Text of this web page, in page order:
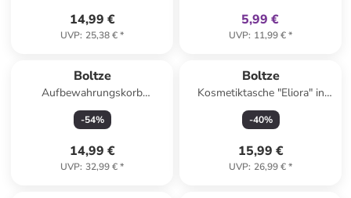
14,99 €
UVP: 25,38 €*
5,99 €
UVP: 11,99 €*
Boltze
Aufbewahrungskorb
''Barbery'' in Grau - (B)24 x
(H)7,5 x (T)15,4 cm
-54%
14,99 €
UVP: 32,99 €*
Boltze
Kosmetiktasche "Eliora" in
Bunt - (B)18 x (H)13 cm
-40%
15,99 €
UVP: 26,99 €*